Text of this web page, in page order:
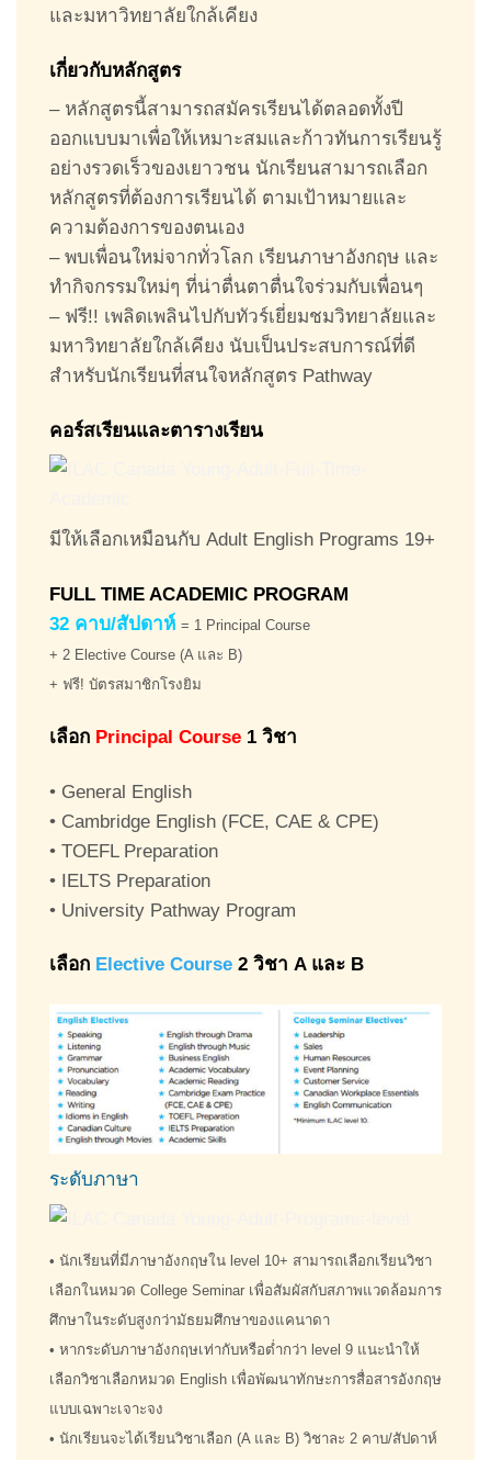
และมหาวิทยาลัยใกล้เคียง
เกี่ยวกับหลักสูตร
– หลักสูตรนี้สามารถสมัครเรียนได้ตลอดทั้งปี
ออกแบบมาเพื่อให้เหมาะสมและก้าวทันการเรียนรู้
อย่างรวดเร็วของเยาวชน นักเรียนสามารถเลือก
หลักสูตรที่ต้องการเรียนได้ ตามเป้าหมายและ
ความต้องการของตนเอง
– พบเพื่อนใหม่จากทั่วโลก เรียนภาษาอังกฤษ และ
ทำกิจกรรมใหม่ๆ ที่น่าตื่นตาตื่นใจร่วมกับเพื่อนๆ
– ฟรี!! เพลิดเพลินไปกับทัวร์เยี่ยมชมวิทยาลัยและ
มหาวิทยาลัยใกล้เคียง นับเป็นประสบการณ์ที่ดี
สำหรับนักเรียนที่สนใจหลักสูตร Pathway
คอร์สเรียนและตารางเรียน
มีให้เลือกเหมือนกับ Adult English Programs 19+
FULL TIME ACADEMIC PROGRAM
32 คาบ/สัปดาห์ = 1 Principal Course
+ 2 Elective Course (A และ B)
+ ฟรี! บัตรสมาชิกโรงยิม
เลือก Principal Course 1 วิชา
• General English
• Cambridge English (FCE, CAE & CPE)
• TOEFL Preparation
• IELTS Preparation
• University Pathway Program
เลือก Elective Course 2 วิชา A และ B
ระดับภาษา
• นักเรียนที่มีภาษาอังกฤษใน level 10+ สามารถเลือกเรียนวิชา
เลือกในหมวด College Seminar เพื่อสัมผัสกับสภาพแวดล้อมการ
ศึกษาในระดับสูงกว่ามัธยมศึกษาของแคนาดา
• หากระดับภาษาอังกฤษเท่ากับหรือต่ำกว่า level 9 แนะนำให้
เลือกวิชาเลือกหมวด English เพื่อพัฒนาทักษะการสื่อสารอังกฤษ
แบบเฉพาะเจาะจง
• นักเรียนจะได้เรียนวิชาเลือก (A และ B) วิชาละ 2 คาบ/สัปดาห์